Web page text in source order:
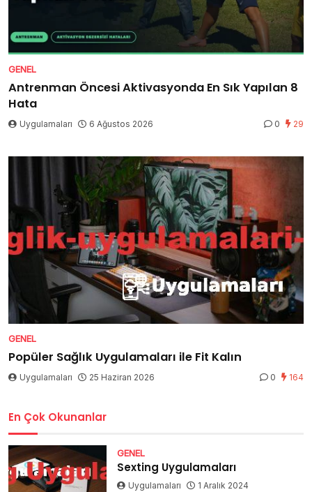
GENEL
Antrenman Öncesi Aktivasyonda En Sık Yapılan 8
Hata
Uygulamaları 6 Ağustos 2026 0 29
GENEL
Popüler Sağlık Uygulamaları ile Fit Kalın
Uygulamaları 25 Haziran 2026 0 164
En Çok Okunanlar
GENEL
Sexting Uygulamaları
Uygulamaları 1 Aralık 2024